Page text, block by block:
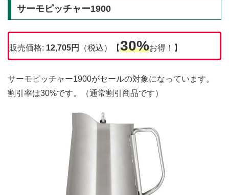
サーモピッチャー1900
販売価格: 12,705円 （税込）【30%お得！】
サーモピッチャー1900がセールの対象になっています。
割引率は30%です。（通常割引商品です）